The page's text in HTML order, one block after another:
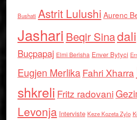
Bushati Astrit Lulushi Aurenc
Jashari Beqir Sina
Buçpapaj Elmi Berisha Enver Bytyci
Eugjen MerlikaFahri Xharra
shkreli Fritz radovani
Levonja Interviste Keze Kozeta Zylo